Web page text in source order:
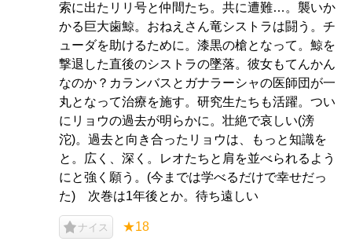
索に出たリリ号と仲間たち。共に遭難…。襲いか
かる巨大歯鯨。おねえさん竜シストラは闘う。チ
ューダを助けるために。漆黒の槍となって。鯨を
撃退した直後のシストラの墜落。彼女もてんかん
なのか？カランバスとガナラーシャの医師団が一
丸となって治療を施す。研究生たちも活躍。つい
にリョウの過去が明らかに。壮絶で哀しい(滂
沱)。過去と向き合ったリョウは、もっと知識を
と。広く、深く。レオたちと肩を並べられるよう
にと強く願う。(今までは学べるだけで幸せだっ
た) 次巻は1年後とか。待ち遠しい
ナイス ★18